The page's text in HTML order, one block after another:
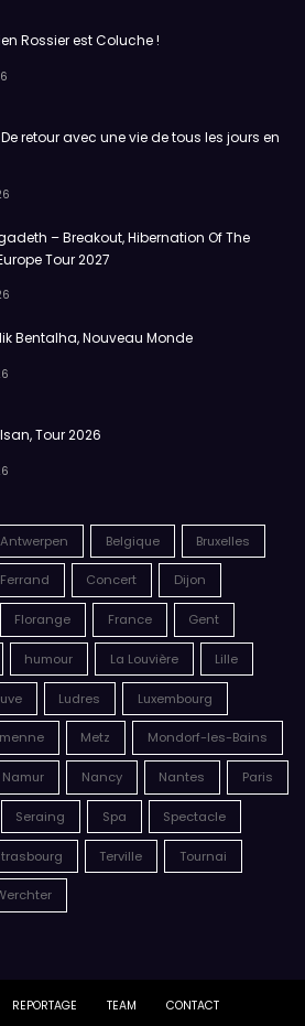
Rossier est Coluche !
De retour avec une vie de tous les jours en
– Breakout, Hibernation Of The
Tour 2027
Bentalha, Nouveau Monde
Tour 2026
Antwerpen Belgique Bruxelles
Concert Dijon
Florange France Gent
humour La Louvière Lille
Ludres Luxembourg
Metz Mondorf-les-Bains
Namur Nancy Nantes Paris
Seraing Spa Spectacle
Terville Tournai
REPORTAGE TEAM
CONTACT